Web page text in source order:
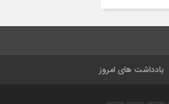
یادداشت های امروز